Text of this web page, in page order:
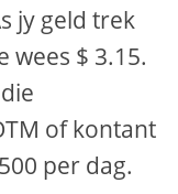
jy geld trek
wees $ 3.15.
of kontant
per dag.